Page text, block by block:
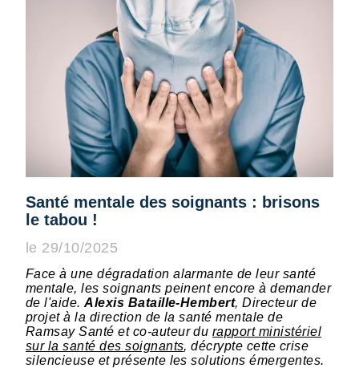
Santé mentale des soignants : brisons
le tabou !
le 29/10/2025
Face à une dégradation alarmante de leur santé
mentale, les soignants peinent encore à demander
de l'aide.Alexis Bataille-Hembert, Directeur de
projet à la direction de la santé mentale de
Ramsay Santé et co-auteur du rapport ministériel
sur la santé des soignants, décrypte cette crise
silencieuse et présente les solutions émergentes.